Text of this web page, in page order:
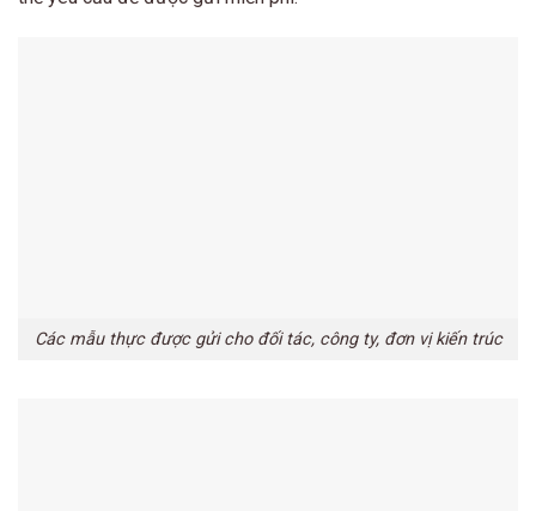
Các mẫu thực được gửi cho đối tác, công ty, đơn vị kiến trúc